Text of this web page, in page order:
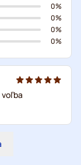
0%
0%
0%
0%
voľba